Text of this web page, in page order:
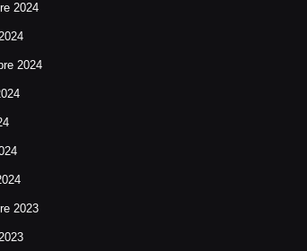
2024
2024
2023